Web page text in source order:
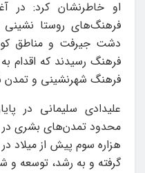
او خاطرنشان کرد: در
فرهنگ‌های روستا
دشت جیرفت و مناطق
فرهنگ رسیدند که اقدام
فرهنگ شهرنشینی و
علیدادی سلیمانی در
محدود تمدن‌های بشری در
هزاره سوم پیش از میلاد
گرفته و به رشد، توسعه